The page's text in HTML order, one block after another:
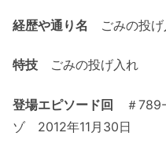
経歴や通り名 ごみの投
特技 ごみの投げ入れ
登場エピソード回 ＃789-
ゾ 2012年11月30日